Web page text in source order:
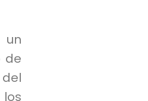
un
de